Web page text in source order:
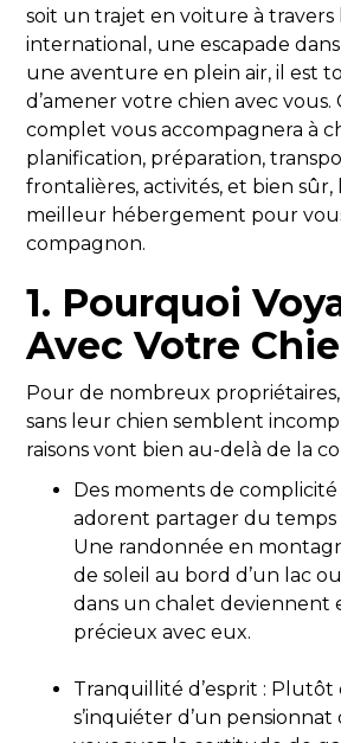
soit un trajet en voiture à travers
international, une escapade
une aventure en plein air, il est
d’amener votre chien avec vous.
complet vous accompagnera à
planification, préparation,
frontalières, activités, et bien sûr,
meilleur hébergement pour
compagnon.
1. Pourquoi
Avec Votre
Pour de nombreux propriétaires,
sans leur chien semblent
raisons vont bien au-delà de la
Des moments de complicité
adorent partager du temps
Une randonnée en
de soleil au bord d’un lac
dans un chalet deviennent
précieux avec eux.
Tranquillité d’esprit : Plutôt
s’inquiéter d’un pensionnat